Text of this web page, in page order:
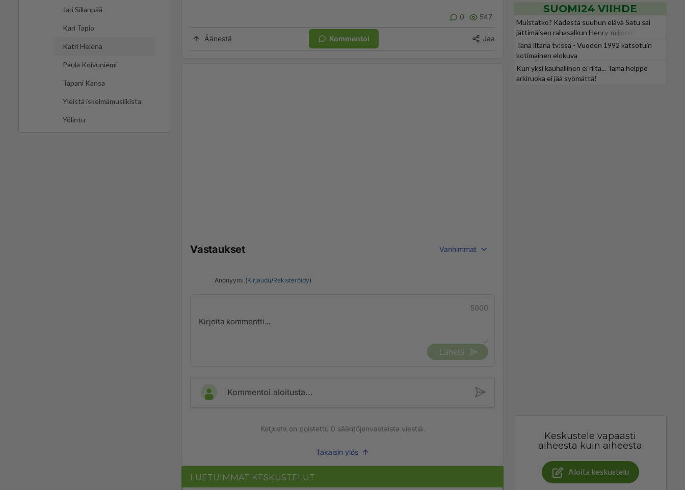
Jari Sillanpää
Kari Tapio
Katri Helena
Paula Koivuniemi
Tapani Kansa
Yleistä iskelmämusiikista
Yölintu
0 547
Äänestä Kommentoi Jaa
Vastaukset Vanhimmat
Anonyymi (Kirjaudu/Rekisteröidy)
5000
Lähetä
Kommentoi aloitusta...
Ketjusta on poistettu 0 sääntöjenvastaista viestiä.
Takaisin ylös
LUETUIMMAT KESKUSTELUT
SUOMI24 VIIHDE
Muistatko? Kädestä suuhun elävä Satu sai
jättimäisen rahasalkun Henry-miljonääriltä
Tänä iltana tv:ssä - Vuoden 1992 katsotuin
kotimainen elokuva
Kun yksi kauhallinen ei riitä... Tämä helppo
arkiruoka ei jää syömättä!
Keskustele vapaasti
aiheesta kuin aiheesta
Aloita keskustelu